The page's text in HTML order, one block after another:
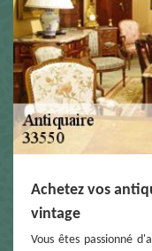
Achetez vos
vintage
Vous êtes passionné